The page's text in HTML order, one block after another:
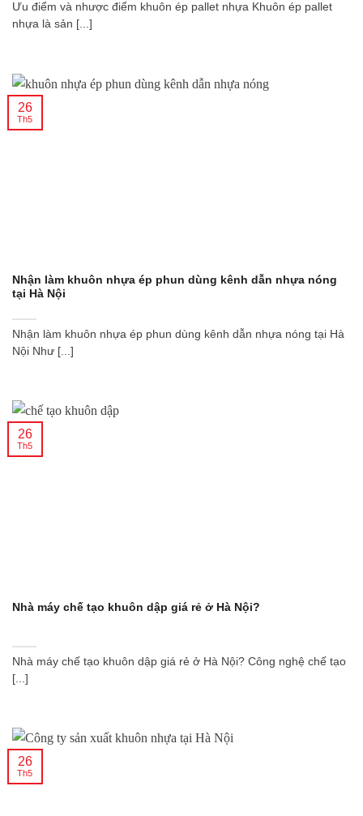
Ưu điểm và nhược điểm khuôn ép pallet nhựa Khuôn ép pallet
nhựa là sản [...]
Nhận làm khuôn nhựa ép phun dùng kênh dẫn nhựa nóng
tại Hà Nội
Nhận làm khuôn nhựa ép phun dùng kênh dẫn nhựa nóng tại Hà
Nội Như [...]
26
Th5
Nhà máy chế tạo khuôn dập giá rẻ ở Hà Nội?
Nhà máy chế tạo khuôn dập giá rẻ ở Hà Nội? Công nghệ chế tạo
[...]
26
Th5
26
Th5